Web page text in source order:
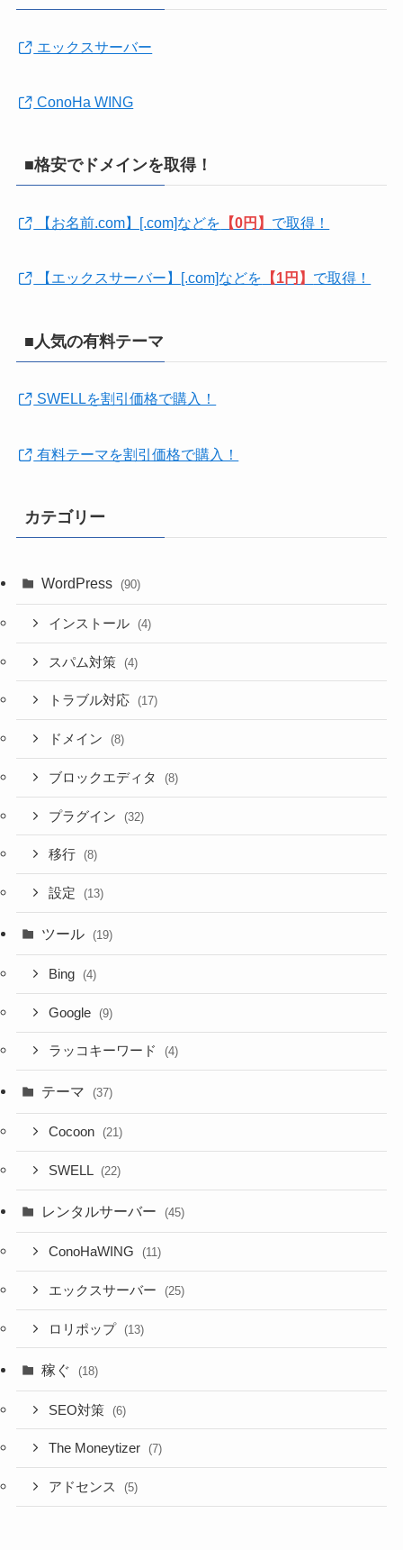
エックスサーバー
ConoHa WING
■格安でドメインを取得！
【お名前.com】[.com]などを 【0円】 で取得！
【エックスサーバー】[.com]などを 【1円】 で取得！
■人気の有料テーマ
SWELLを割引価格で購入！
有料テーマを割引価格で購入！
カテゴリー
WordPress (90)
インストール (4)
スパム対策 (4)
トラブル対応 (17)
ドメイン (8)
ブロックエディタ (8)
プラグイン (32)
移行 (8)
設定 (13)
ツール (19)
Bing (4)
Google (9)
ラッコキーワード (4)
テーマ (37)
Cocoon (21)
SWELL (22)
レンタルサーバー (45)
ConoHaWING (11)
エックスサーバー (25)
ロリポップ (13)
稼ぐ (18)
SEO対策 (6)
The Moneytizer (7)
アドセンス (5)